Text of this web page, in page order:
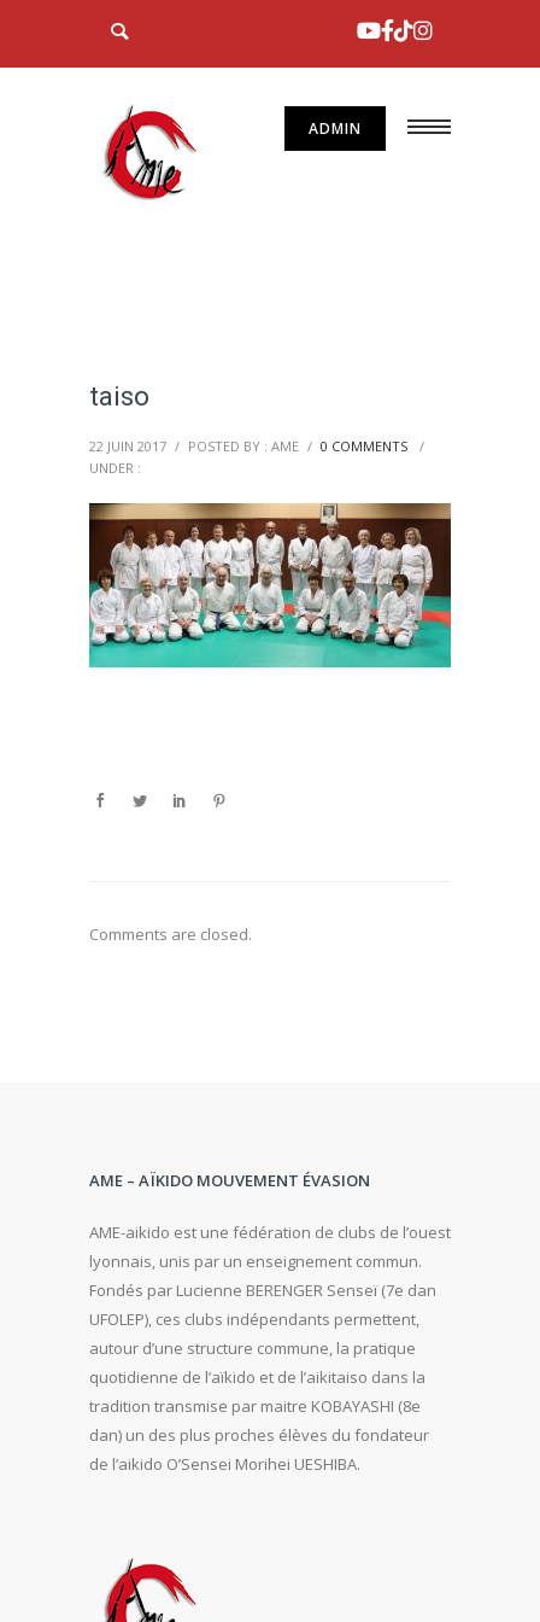
ADMIN
taiso
22 JUIN 2017 / POSTED BY : AME / 0 COMMENTS
/
UNDER :
Comments are closed.
AME – AÏKIDO MOUVEMENT ÉVASION
AME-aikido est une fédération de clubs de l’ouest
lyonnais, unis par un enseignement commun.
Fondés par Lucienne BERENGER Senseï (7e dan
UFOLEP), ces clubs indépendants permettent,
autour d’une structure commune, la pratique
quotidienne de l’aïkido et de l’aikitaiso dans la
tradition transmise par maitre KOBAYASHI (8e
dan) un des plus proches élèves du fondateur
de l’aikido O’Sensei Morihei UESHIBA.